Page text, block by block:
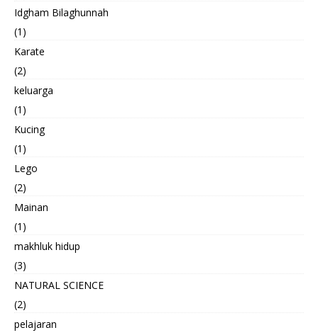
Idgham Bilaghunnah
(1)
Karate
(2)
keluarga
(1)
Kucing
(1)
Lego
(2)
Mainan
(1)
makhluk hidup
(3)
NATURAL SCIENCE
(2)
pelajaran